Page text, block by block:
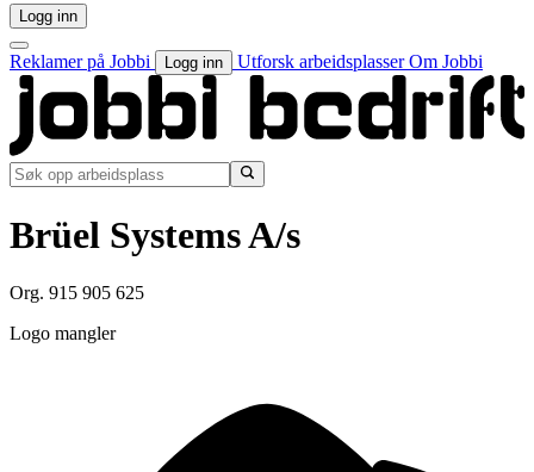
Logg inn
Reklamer på Jobbi Logg inn Utforsk arbeidsplasserOm Jobbi
Brüel Systems A/s
Org. 915 905 625
Logo mangler